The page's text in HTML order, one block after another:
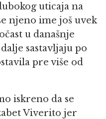
uticaja na
njeno ime još uvek
u današnje
sastavljaju po
pre više od
iskreno da se
Viverito jer